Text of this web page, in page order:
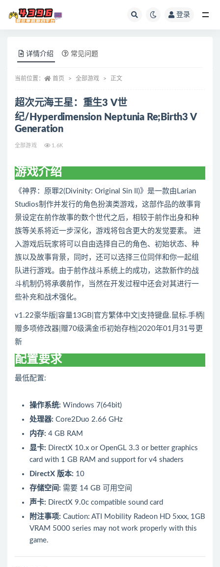
登录
详情介绍 常见问题
当前位置： 首页 全部游戏 正文
超次元海王星：重生3 V世
纪/Hyperdimension Neptunia Re;Birth3 V
Generation
全部游戏 1.6K
游戏介绍
《神界：原罪2(Divinity: Original Sin II)》是一款由Larian
Studios制作并发行的角色扮演类游戏，这部作品的故事背
景设定在前作故事的数个世代之后，相较于前作出身和种
族等关系将近一步深化，游戏将包含更大的发觉要素。 进
入游戏后玩家将可以自由选择自己的角色、初始状态、种
族以及故事背景，同时，还可以选择三位同伴和你一起组
队进行游戏。由于前作战斗系统上的成功，这款新作的战
斗机制仍将承袭前作，当然在开发过程中还会对其进行一
些补充和战术强化。
v1.22豪华版|容量13GB|官方繁体中文|支持键盘.鼠标.手柄|
赠多项修改器|赠70级满金币初始存档|2020年01月31号更
新
配置要求
最低配置:
操作系统: Windows 7(64bit)
处理器: Core2Duo 2.66 GHz
内存: 4 GB RAM
显卡: DirectX 10.x or OpenGL 3.3 or better graphics
card with 1 GB RAM and support for v4 shaders
DirectX 版本: 10
存储空间: 需要 14 GB 可用空间
声卡: DirectX 9.0c compatible sound card
附注事项: Caution: ATI Mobility Radeon HD 5xxx, 1GB
VRAM 5000 series may not work properly with this
game.